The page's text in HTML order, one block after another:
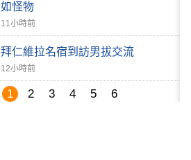
如怪物
11小時前
拜仁維拉名宿到訪男拔交流
12小時前
1 2 3 4 5 6